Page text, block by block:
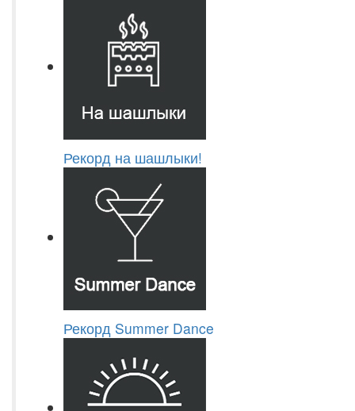
Рекорд на шашлыки!
Рекорд Summer Dance